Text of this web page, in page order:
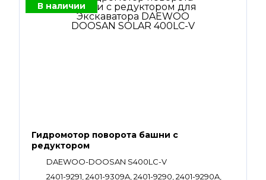
В наличии
Гидромотор поворота башни с
редуктором
DAEWOO-DOOSAN S400LC-V
2401-9291, 2401-9309A, 2401-9290, 2401-9290A,